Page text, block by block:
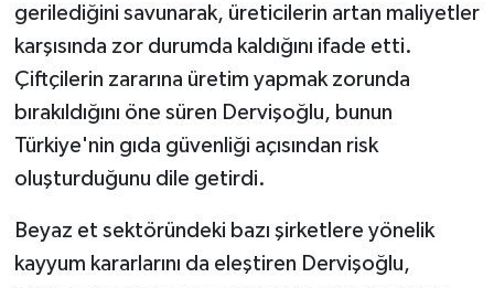
gerilediğini savunarak, üreticilerin artan maliyetler
karşısında zor durumda kaldığını ifade etti.
Çiftçilerin zararına üretim yapmak zorunda
bırakıldığını öne süren Dervişoğlu, bunun
Türkiye'nin gıda güvenliği açısından risk
oluşturduğunu dile getirdi.
Beyaz et sektöründeki bazı şirketlere yönelik
kayyum kararlarını da eleştiren Dervişoğlu,